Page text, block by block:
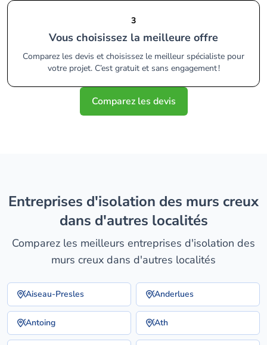
3
Vous choisissez la meilleure offre
Comparez les devis et choisissez le meilleur spécialiste pour
votre projet. C’est gratuit et sans engagement !
Comparez les devis
entreprises d'isolation des murs creux
dans d'autres localités
Comparez les meilleurs entreprises d'isolation des
murs creux dans d'autres localités
Aiseau-Presles Anderlues
Antoing Ath